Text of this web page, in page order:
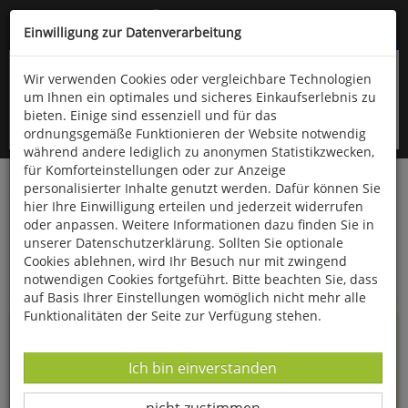
Kompletten Head der Seite überspringen
oder (06766) 9323-960
Startseite Informationen
Uppps...
Sie sind weitergeleitet worden !
haben zu öffnen, gibt es leider nicht mehr in unserem
Einwilligung zur Datenverarbeitung
Wir verwenden Cookies oder vergleichbare Technologien
um Ihnen ein optimales und sicheres Einkaufserlebnis zu
bieten. Einige sind essenziell und für das
ordnungsgemäße Funktionieren der Website notwendig
während andere lediglich zu anonymen Statistikzwecken,
für Komforteinstellungen oder zur Anzeige
personalisierter Inhalte genutzt werden. Dafür können Sie
hier Ihre Einwilligung erteilen und jederzeit widerrufen
oder anpassen. Weitere Informationen dazu finden Sie in
unserer Datenschutzerklärung. Sollten Sie optionale
Cookies ablehnen, wird Ihr Besuch nur mit zwingend
notwendigen Cookies fortgeführt. Bitte beachten Sie, dass
auf Basis Ihrer Einstellungen womöglich nicht mehr alle
Funktionalitäten der Seite zur Verfügung stehen.
Datenverarbeitung -
Ich bin einverstanden